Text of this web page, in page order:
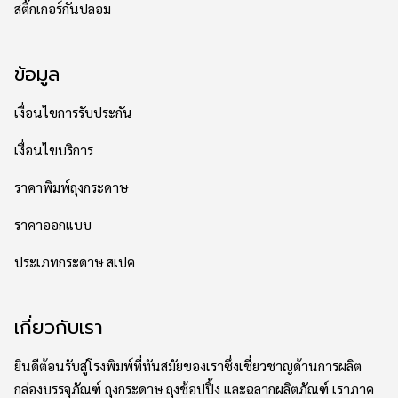
สติ๊กเกอร์กันปลอม
ข้อมูล
เงื่อนไขการรับประกัน
เงื่อนไขบริการ
ราคาพิมพ์ถุงกระดาษ
ราคาออกแบบ
ประเภทกระดาษ สเปค
เกี่ยวกับเรา
ยินดีต้อนรับสู่โรงพิมพ์ที่ทันสมัยของเราซึ่งเชี่ยวชาญด้านการผลิต
กล่องบรรจุภัณฑ์ ถุงกระดาษ ถุงช้อปปิ้ง และฉลากผลิตภัณฑ์ เราภาค